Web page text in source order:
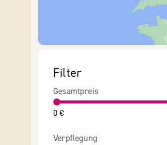
Filter
Gesamtpreis
0 €
Verpflegung